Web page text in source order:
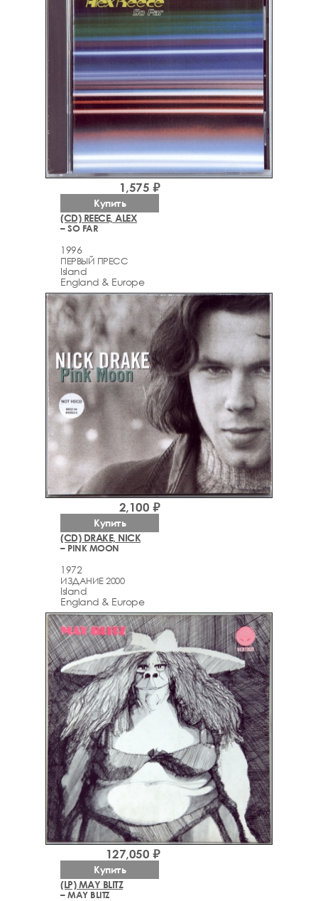
(CD) REECE, ALEX
– SO FAR
1996
ПЕРВЫЙ ПРЕСС
Island
England & Europe
1,575 ₽
Купить
(CD) DRAKE, NICK
– PINK MOON
1972
ИЗДАНИЕ 2000
Island
England & Europe
2,100 ₽
Купить
(LP) MAY BLITZ
– MAY BLITZ
127,050 ₽
Купить